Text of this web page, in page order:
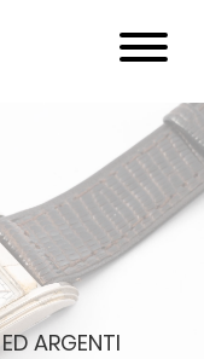
ARGENTI